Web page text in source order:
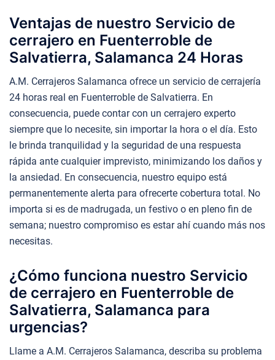
Ventajas de nuestro Servicio de
cerrajero en Fuenterroble de
Salvatierra, Salamanca 24 Horas
A.M. Cerrajeros Salamanca ofrece un servicio de cerrajería
24 horas real en Fuenterroble de Salvatierra. En
consecuencia, puede contar con un cerrajero experto
siempre que lo necesite, sin importar la hora o el día. Esto
le brinda tranquilidad y la seguridad de una respuesta
rápida ante cualquier imprevisto, minimizando los daños y
la ansiedad. En consecuencia, nuestro equipo está
permanentemente alerta para ofrecerte cobertura total. No
importa si es de madrugada, un festivo o en pleno fin de
semana; nuestro compromiso es estar ahí cuando más nos
necesitas.
¿Cómo funciona nuestro Servicio
de cerrajero en Fuenterroble de
Salvatierra, Salamanca para
urgencias?
Llame a A.M. Cerrajeros Salamanca, describa su problema